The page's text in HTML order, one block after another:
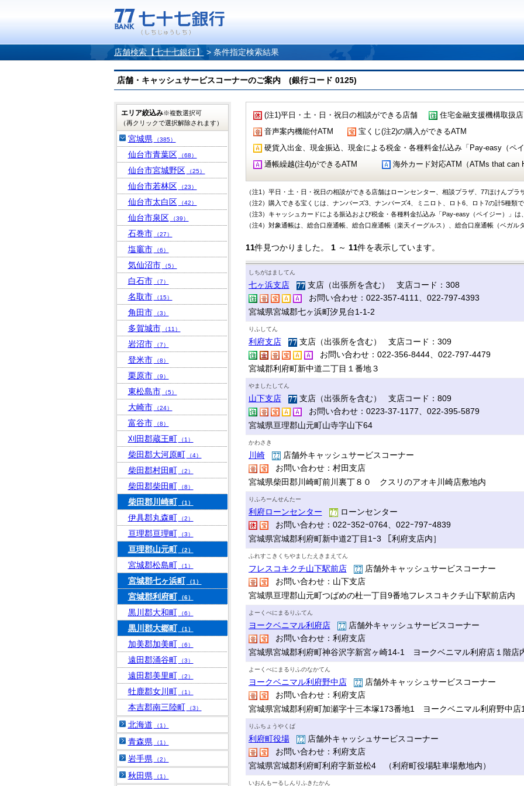
店舗検索【七十七銀行】 > 条件指定検索結果
店舗・キャッシュサービスコーナーのご案内 (銀行コード 0125)
(注1)平日・土・日・祝日の相談ができる店舗 住宅金融支援機構取扱店
音声案内機能付ATM
宝くじ(注2)の購入ができるATM
硬貨入出金、現金振込、現金による税金・各種料金払込み「Pay-easy（ペ
通帳繰越(注4)ができるATM
海外カード対応ATM（ATMs that can
（注1）平日・土・日・祝日の相談ができる店舗はローンセンター、相談プラザ、77ほけんプラ
（注2）購入できる宝くじは、ナンバーズ3、ナンバーズ4、ミニロト、ロト6、ロト7の計5種類で
（注3）キャッシュカードによる振込および税金・各種料金払込み「Pay-easy（ペイジー）」は
（注4）対象通帳は、総合口座通帳、総合口座通帳（楽天イーグルス）、総合口座通帳（ベガル
11件見つかりました。 1～ 11件を表示しています。
しちがはましてん
七ヶ浜支店
支店（出張所を含む） 支店コード：308
お問い合わせ：022-357-4111、022-797-4393
宮城県宮城郡七ヶ浜町汐見台1-1-2
りふしてん
利府支店
支店（出張所を含む） 支店コード：309
お問い合わせ：022-356-8444、022-797-4479
宮城郡利府町新中道二丁目１番地３
やましたしてん
山下支店
支店（出張所を含む） 支店コード：809
お問い合わせ：0223-37-1177、022-395-5879
宮城県亘理郡山元町山寺字山下64
かわさき
川崎
店舗外キャッシュサービスコーナー
お問い合わせ：村田支店
宮城県柴田郡川崎町前川裏丁８０ クスリのアオキ川崎店敷地内
りふろーんせんたー
利府ローンセンター
ローンセンター
お問い合わせ：022ｰ352ｰ0764、022ｰ797ｰ4839
宮城県宮城郡利府町新中道2丁目1ｰ3 ［利府支店内］
ふれすこきくちやましたえきまえてん
フレスコキクチ山下駅前店
店舗外キャッシュサービスコーナー
お問い合わせ：山下支店
宮城県亘理郡山元町つばめの杜一丁目9番地フレスコキクチ山下駅前店内
よーくべにまるりふてん
ヨークベニマル利府店
店舗外キャッシュサービスコーナー
お問い合わせ：利府支店
宮城県宮城郡利府町神谷沢字新宮ヶ崎14-1 ヨークベニマル利府店１階店
よーくべにまるりふのなかてん
ヨークベニマル利府野中店
店舗外キャッシュサービスコーナー
お問い合わせ：利府支店
宮城県宮城郡利府町加瀬字十三本塚173番地1 ヨークベニマル利府野中店
りふちょうやくば
利府町役場
店舗外キャッシュサービスコーナー
お問い合わせ：利府支店
宮城県宮城郡利府町利府字新並松4 （利府町役場駐車場敷地内）
いおんもーるしんりふきたかん
エリア絞込み※複数選択可
（再クリックで選択解除されます）
宮城県 （385）
仙台市青葉区 （68）
仙台市宮城野区 （25）
仙台市若林区 （23）
仙台市太白区 （42）
仙台市泉区 （39）
石巻市 （27）
塩竈市 （6）
気仙沼市 （5）
白石市 （7）
名取市 （15）
角田市 （3）
多賀城市 （11）
岩沼市 （7）
登米市 （8）
栗原市 （9）
東松島市 （5）
大崎市 （24）
富谷市 （8）
刈田郡蔵王町 （1）
柴田郡大河原町 （4）
柴田郡村田町 （2）
柴田郡柴田町 （8）
柴田郡川崎町 （1）
伊具郡丸森町 （2）
亘理郡亘理町 （3）
亘理郡山元町 （2）
宮城郡松島町 （1）
宮城郡七ヶ浜町 （1）
宮城郡利府町 （6）
黒川郡大和町 （6）
黒川郡大郷町 （1）
加美郡加美町 （6）
遠田郡涌谷町 （3）
遠田郡美里町 （2）
牡鹿郡女川町 （1）
本吉郡南三陸町 （3）
北海道 （1）
青森県 （1）
岩手県 （2）
秋田県 （1）